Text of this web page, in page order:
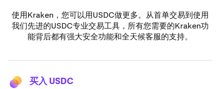
使用Kraken，您可以用USDC做更多。从首单交易到使用
我们先进的USDC专业交易工具，所有您需要的Kraken功
能背后都有强大安全功能和全天候客服的支持。
买入 USDC